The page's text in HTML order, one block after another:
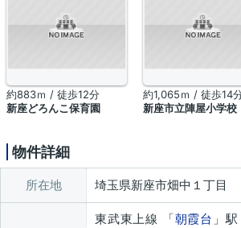
約883ｍ / 徒歩12分
新座どろんこ保育園
約1,065ｍ / 徒歩14
新座市立陣屋小学校
物件詳細
所在地 埼玉県新座市畑中１丁目
東武東上線 「朝霞台 」